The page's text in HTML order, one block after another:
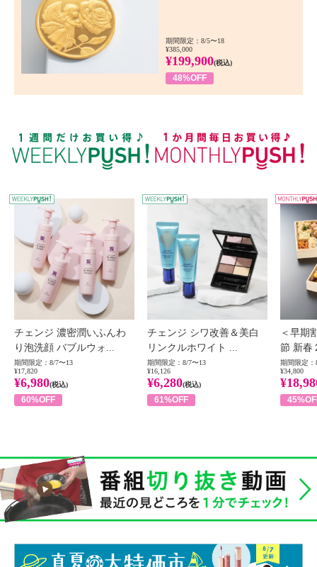
期間限定：8/5〜18
¥385,000
¥199,900(税込)
48%OFF
WEEKLY PUSH
チェンジ 濃密潤いふんわ
り泡洗顔 バブルウォ...
期間限定：8/7〜13
¥17,820
¥6,980(税込)
60%OFF
チェンジ シワ改善＆美白
リンクルホワイト ...
期間限定：8/7〜13
¥16,126
¥6,280(税込)
61%OFF
＜早期
節 新春
期間限定：
¥34,800